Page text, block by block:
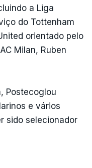
a Liga
do Tottenham
orientado pelo
Milan, Ruben
Postecoglou
e vários
sido selecionador